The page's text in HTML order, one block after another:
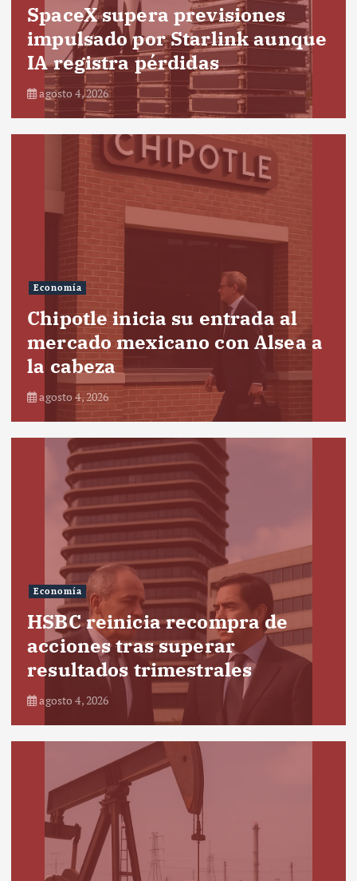
SpaceX supera previsiones
impulsado por Starlink aunque
IA registra pérdidas
agosto 4, 2026
Economía
Chipotle inicia su entrada al
mercado mexicano con Alsea a
la cabeza
agosto 4, 2026
Economía
HSBC reinicia recompra de
acciones tras superar
resultados trimestrales
agosto 4, 2026